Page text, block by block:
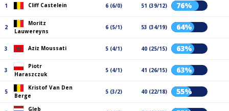
1 Cliff Castelein 6 (6/0) 51 (39/12) 76%
2
Moritz
Lauwereyns
6 (5/1) 53 (34/19) 64%
3 Aziz Moussati 5 (4/1) 40 (25/15) 63%
3
Piotr
Haraszczuk
5 (4/1) 41 (26/15) 63%
5
Kristof Van Den
Berge
5 (3/2) 40 (22/18) 55%
Gleb